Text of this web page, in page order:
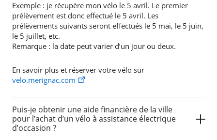
Exemple : je récupère mon vélo le 5 avril. Le premier
prélèvement est donc effectué le 5 avril. Les
prélèvements suivants seront effectués le 5 mai, le 5 juin,
le 5 juillet, etc.
Remarque : la date peut varier d’un jour ou deux.
En savoir plus et réserver votre vélo sur
velo.merignac.com
Puis-je obtenir une aide financière de la ville
pour l’achat d’un vélo à assistance électrique
d’occasion ?